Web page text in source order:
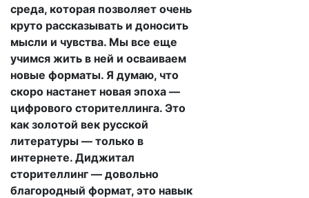
среда, которая позволяет очень
круто рассказывать и доносить
мысли и чувства. Мы все еще
учимся жить в ней и осваиваем
новые форматы. Я думаю, что
скоро настанет новая эпоха —
цифрового сторителлинга. Это
как золотой век русской
литературы — только в
интернете. Диджитал
сторителлинг — довольно
благородный формат, это навык